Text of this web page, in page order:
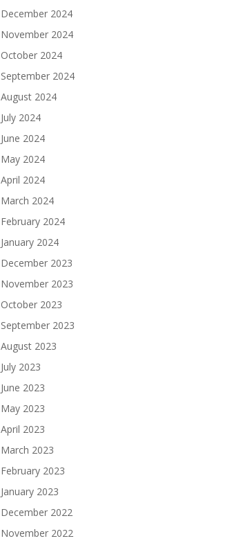
December 2024
November 2024
October 2024
September 2024
August 2024
July 2024
June 2024
May 2024
April 2024
March 2024
February 2024
January 2024
December 2023
November 2023
October 2023
September 2023
August 2023
July 2023
June 2023
May 2023
April 2023
March 2023
February 2023
January 2023
December 2022
November 2022